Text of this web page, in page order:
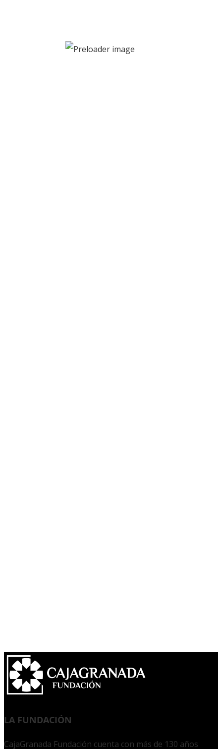
LA FUNDACIÓN
CajaGranada Fundación cuenta con más de 130 años